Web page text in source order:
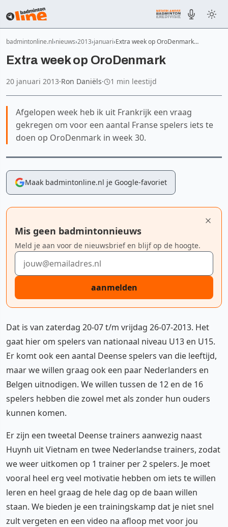
badmintonline.nl nieuws 2013 januari Extra week op OroDenmark…
Extra week op OroDenmark
20 januari 2013·Ron Daniëls· 1 min leestijd
Afgelopen week heb ik uit Frankrijk een vraag
gekregen om voor een aantal Franse spelers iets te
doen op OroDenmark in week 30.
Maak badmintonline.nl je Google-favoriet
Mis geen badmintonnieuws
Meld je aan voor de nieuwsbrief en blijf op de hoogte.
E-mailadres
aanmelden
Dat is van zaterdag 20-07 t/m vrijdag 26-07-2013. Het
gaat hier om spelers van nationaal niveau U13 en U15.
Er komt ook een aantal Deense spelers van die leeftijd,
maar we willen graag ook een paar Nederlanders en
Belgen uitnodigen. We willen tussen de 12 en de 16
spelers hebben die zowel met als zonder hun ouders
kunnen komen.
Er zijn een tweetal Deense trainers aanwezig naast
Huynh uit Vietnam en twee Nederlandse trainers, zodat
we weer uitkomen op 1 trainer per 2 spelers. Je moet
vooral heel erg veel motivatie hebben om iets te willen
leren en heel graag de hele dag op de baan willen
staan. We bieden je een trainingskamp dat je niet snel
zult vergeten en een video na afloop met voor jou